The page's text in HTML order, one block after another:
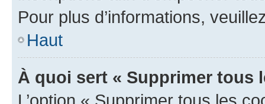
Pour plus d’informations,
Haut
À quoi sert « Supprimer tous